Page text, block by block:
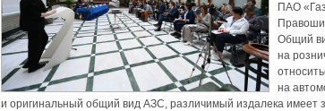
ПАО
Общий
на
на
и оригинальный общий вид АЗС, различимый издалека имеет